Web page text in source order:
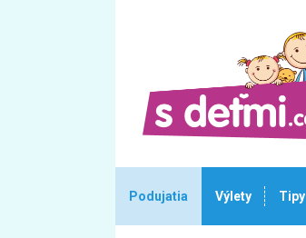
Podujatia Výlety Tipy